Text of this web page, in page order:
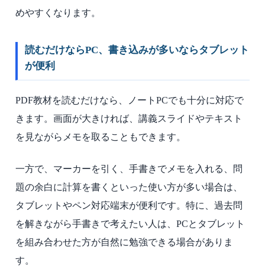
めやすくなります。
読むだけならPC、書き込みが多いならタブレット
が便利
PDF教材を読むだけなら、ノートPCでも十分に対応で
きます。画面が大きければ、講義スライドやテキスト
を見ながらメモを取ることもできます。
一方で、マーカーを引く、手書きでメモを入れる、問
題の余白に計算を書くといった使い方が多い場合は、
タブレットやペン対応端末が便利です。特に、過去問
を解きながら手書きで考えたい人は、PCとタブレット
を組み合わせた方が自然に勉強できる場合がありま
す。